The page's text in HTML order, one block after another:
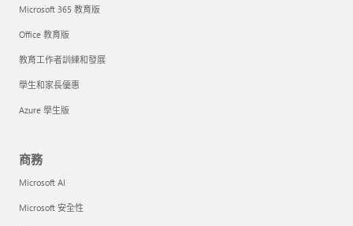
Microsoft 365 教育版
Office 教育版
教育工作者訓練和發展
學生和家長優惠
Azure 學生版
商務
Microsoft AI
Microsoft 安全性